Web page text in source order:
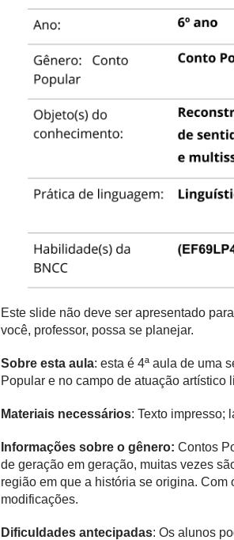
Este slide não deve ser apresentado
você, professor, possa se planejar.
Sobre esta aula: esta é 4ª aula de uma
Popular e no campo de atuação artístico
Materiais necessários: Texto impresso;
Informações sobre o gênero: Contos
de geração em geração, muitas vezes
região em que a história se origina.
modificações.
Dificuldades antecipadas: Os alunos